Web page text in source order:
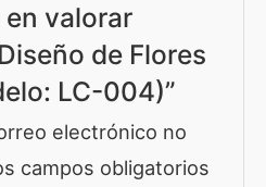
en valorar
de Flores
LC-004)”
electrónico no
campos obligatorios